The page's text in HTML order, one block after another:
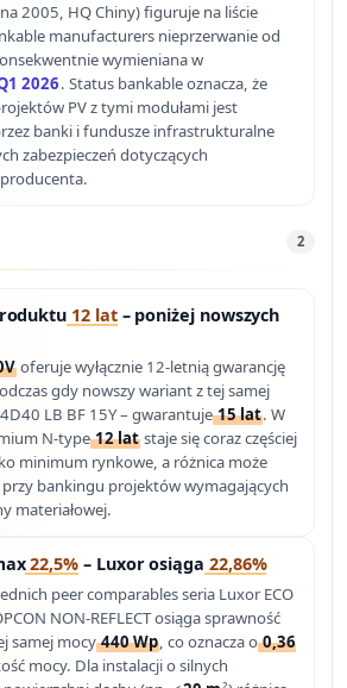
2005, HQ Chiny) figuruje na liście
manufacturers nieprzerwanie od
wymieniana w
2026. Status bankable oznacza, że
PV z tymi modułami jest
banki i fundusze infrastrukturalne
zabezpieczeń dotyczących
2
12 lat– poniżej nowszych
oferuje wyłącznie 12-letnią gwarancję
gdy nowszy wariant z tej samej
LB BF 15Y – gwarantuje15 lat. W
N-type12 lat staje się coraz częściej
minimum rynkowe, a różnica może
przy bankingu projektów wymagających
materiałowej.
22,5% – Luxor osiąga 22,86%
peer comparables seria Luxor ECO
NON-REFLECT osiąga sprawność
samej mocy440 Wp, co oznacza o0,36
mocy. Dla instalacji o silnych